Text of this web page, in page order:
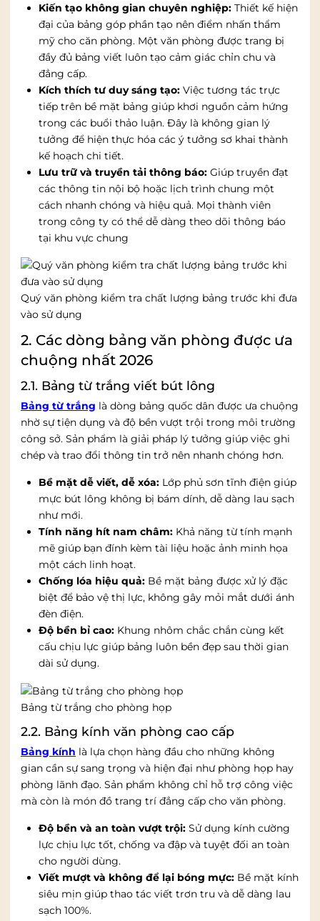
Kiến tạo không gian chuyên nghiệp: Thiết kế hiện
đại của bảng góp phần tạo nên điểm nhấn thẩm
mỹ cho căn phòng. Một văn phòng được trang bị
đầy đủ bảng viết luôn tạo cảm giác chỉn chu và
đẳng cấp.
Kích thích tư duy sáng tạo: Việc tương tác trực
tiếp trên bề mặt bảng giúp khơi nguồn cảm hứng
trong các buổi thảo luận. Đây là không gian lý
tưởng để hiện thực hóa các ý tưởng sơ khai thành
kế hoạch chi tiết.
Lưu trữ và truyền tải thông báo: Giúp truyền đạt
các thông tin nội bộ hoặc lịch trình chung một
cách nhanh chóng và hiệu quả. Mọi thành viên
trong công ty có thể dễ dàng theo dõi thông báo
tại khu vực chung
Quý văn phòng kiểm tra chất lượng bảng trước khi đưa
vào sử dụng
2. Các dòng bảng văn phòng được ưa
chuộng nhất 2026
2.1. Bảng từ trắng viết bút lông
Bảng từ trắng là dòng bảng quốc dân được ưa chuộng
nhờ sự tiện dụng và độ bền vượt trội trong môi trường
công sở. Sản phẩm là giải pháp lý tưởng giúp việc ghi
chép và trao đổi thông tin trở nên nhanh chóng hơn.
Bề mặt dễ viết, dễ xóa: Lớp phủ sơn tĩnh điện giúp
mực bút lông không bị bám dính, dễ dàng lau sạch
như mới.
Tính năng hít nam châm: Khả năng từ tính mạnh
mẽ giúp bạn đính kèm tài liệu hoặc ảnh minh họa
một cách linh hoạt.
Chống lóa hiệu quả: Bề mặt bảng được xử lý đặc
biệt để bảo vệ thị lực, không gây mỏi mắt dưới ánh
đèn điện.
Độ bền bỉ cao: Khung nhôm chắc chắn cùng kết
cấu chịu lực giúp bảng luôn bền đẹp sau thời gian
dài sử dụng.
Bảng từ trắng cho phòng họp
2.2. Bảng kính văn phòng cao cấp
Bảng kính là lựa chọn hàng đầu cho những không
gian cần sự sang trọng và hiện đại như phòng họp hay
phòng lãnh đạo. Sản phẩm không chỉ hỗ trợ công việc
mà còn là món đồ trang trí đẳng cấp cho văn phòng.
Độ bền và an toàn vượt trội: Sử dụng kính cường
lực chịu lực tốt, chống va đập và tuyệt đối an toàn
cho người dùng.
Viết mượt và không để lại bóng mực: Bề mặt kính
siêu mịn giúp thao tác viết trơn tru và dễ dàng lau
sạch 100%.